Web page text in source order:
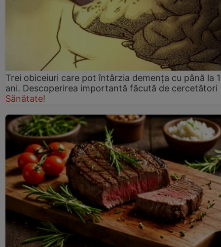
Trei obiceiuri care pot întârzia demența cu până la
ani. Descoperirea importantă făcută de cercetători
Sănătate!